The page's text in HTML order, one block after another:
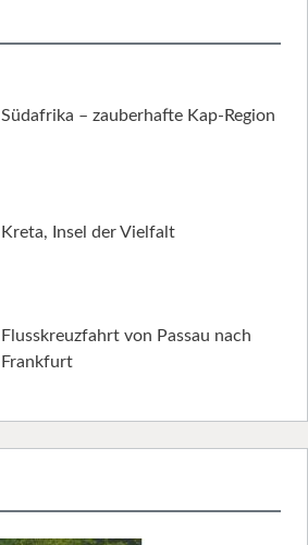
Südafrika – zauberhafte Kap-Region
Kreta, Insel der Vielfalt
Flusskreuzfahrt von Passau nach
Frankfurt